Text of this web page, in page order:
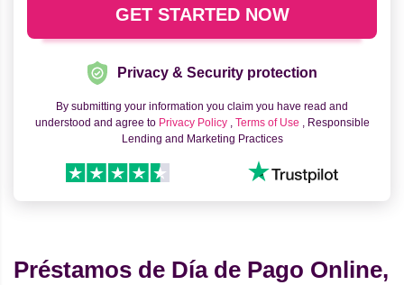
Privacy & Security protection
By submitting your information you claim you have read and
understood and agree to Privacy Policy , Terms of Use , Responsible
Lending and Marketing Practices
Préstamos de Día de Pago Online,